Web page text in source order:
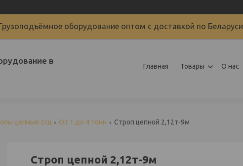
оборудование оптом с доставкой по Беларуси
в
Главная Товары О нас
цепные 2сц От 1 до 4 тонн Строп цепной 2,12т-9м
Строп цепной 2,12т-9м